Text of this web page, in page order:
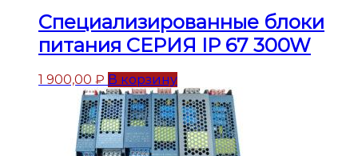
Специализированные блоки
питания СЕРИЯ IP 67 300W
1 900,00 ₽ В корзину